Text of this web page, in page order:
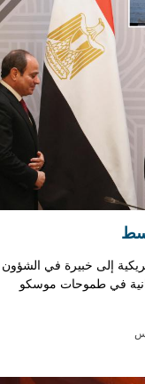
إلى خبيرة في الشؤون
في طموحات موسكو